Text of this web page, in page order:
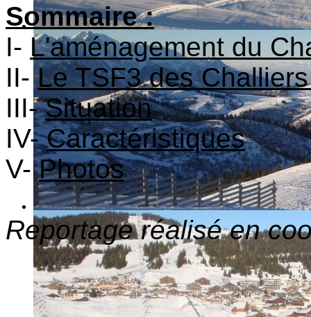
Sommaire :
I- L'aménagement du
II-Le TSF3 des
III-Situation
IV-Caractéristiques
V-Photos
Reportage réalisé en